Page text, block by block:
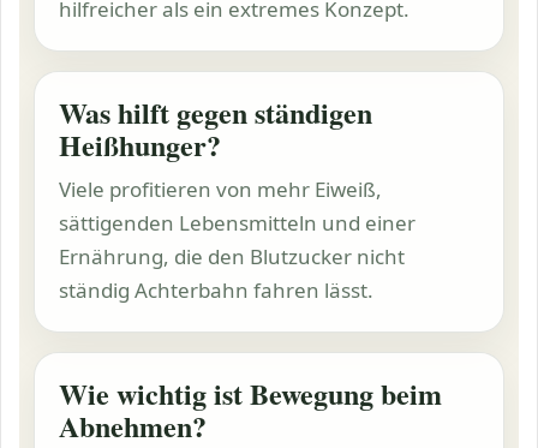
hilfreicher als ein extremes Konzept.
Was hilft gegen ständigen
Heißhunger?
Viele profitieren von mehr Eiweiß,
sättigenden Lebensmitteln und einer
Ernährung, die den Blutzucker nicht
ständig Achterbahn fahren lässt.
Wie wichtig ist Bewegung beim
Abnehmen?